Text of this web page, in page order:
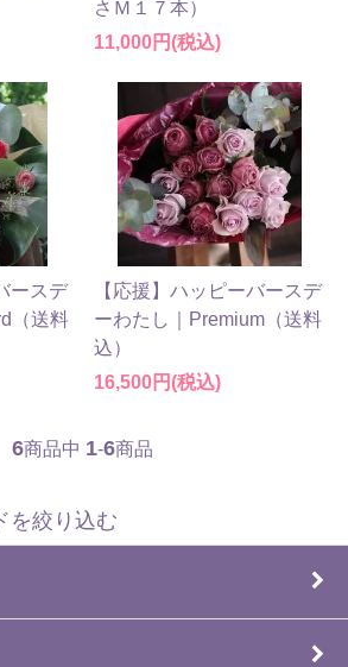
さＭ１７本）
11,000円(税込)
ースデ
（送料
【応援】ハッピーバースデ
ーわたし｜Premium（送料
込）
16,500円(税込)
6商品中 1-6商品
を絞り込む